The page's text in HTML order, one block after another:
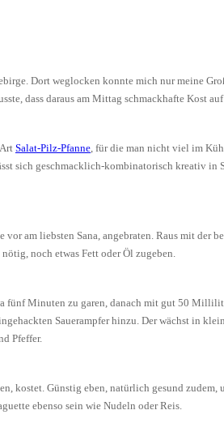
Dort weglocken konnte mich nur meine
dass daraus am Mittag schmackhafte Kost
Salat-Pilz-Pfanne , für die man nicht viel im
sich geschmacklich-kombinatorisch kreativ in
am liebsten Sana, angebraten. Raus mit der
noch etwas Fett oder Öl zugeben.
Minuten zu garen, danach mit gut 50
Sauerampfer hinzu. Der wächst in
Pfeffer.
kostet. Günstig eben, natürlich gesund
ebenso sein wie Nudeln oder Reis.